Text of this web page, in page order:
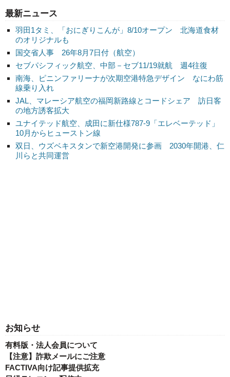
最新ニュース
羽田1タミ、「おにぎりこんが」8/10オープン 北海道食材
のオリジナルも
国交省人事 26年8月7日付（航空）
セブパシフィック航空、中部－セブ11/19就航 週4往復
南海、ピニンファリーナが次期空港特急デザイン なにわ筋
線乗り入れ
JAL、マレーシア航空の福岡新路線とコードシェア 訪日客
の地方誘客拡大
ユナイテッド航空、成田に新仕様787-9「エレベーテッド」
10月からヒューストン線
双日、ウズベキスタンで新空港開発に参画 2030年開港、仁
川らと共同運営
お知らせ
有料版・法人会員について
【注意】詐欺メールにご注意
FACTIVA向け記事提供拡充